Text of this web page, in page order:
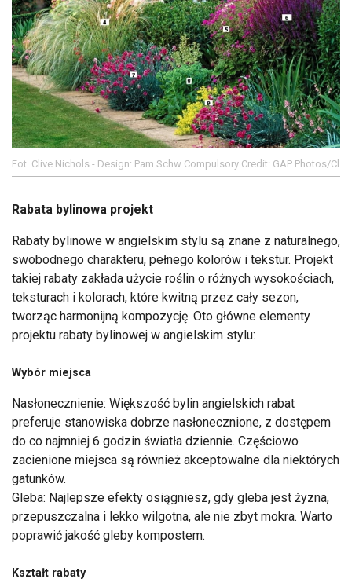
Fot. Clive Nichols - Design: Pam Schw Compulsory Credit: GAP Photos/Cl
Rabata bylinowa projekt
Rabaty bylinowe w angielskim stylu są znane z naturalnego,
swobodnego charakteru, pełnego kolorów i tekstur. Projekt
takiej rabaty zakłada użycie roślin o różnych wysokościach,
teksturach i kolorach, które kwitną przez cały sezon,
tworząc harmonijną kompozycję. Oto główne elementy
projektu rabaty bylinowej w angielskim stylu:
Wybór miejsca
Nasłonecznienie: Większość bylin angielskich rabat
preferuje stanowiska dobrze nasłonecznione, z dostępem
do co najmniej 6 godzin światła dziennie. Częściowo
zacienione miejsca są również akceptowalne dla niektórych
gatunków.
Gleba: Najlepsze efekty osiągniesz, gdy gleba jest żyzna,
przepuszczalna i lekko wilgotna, ale nie zbyt mokra. Warto
poprawić jakość gleby kompostem.
Kształt rabaty